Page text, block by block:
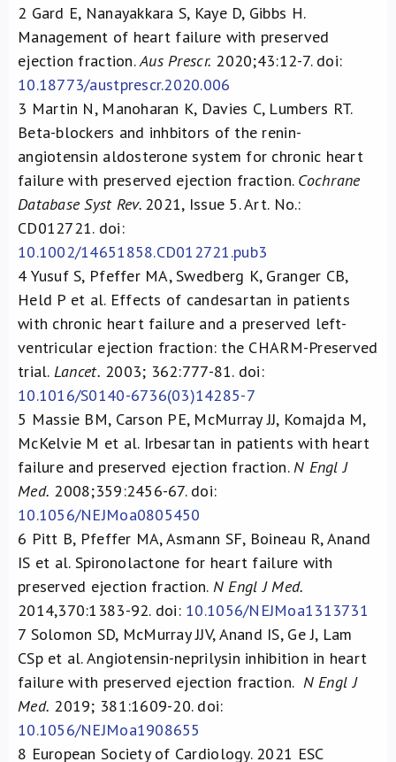
2 Gard E, Nanayakkara S, Kaye D, Gibbs H.
Management of heart failure with preserved
ejection fraction.Aus Prescr. 2020;43:12-7. doi:
10.18773/austprescr.2020.006
3 Martin N, Manoharan K, Davies C, Lumbers RT.
Beta-blockers and inhbitors of the renin-
angiotensin aldosterone system for chronic heart
failure with preserved ejection fraction. Cochrane
Database Syst Rev. 2021, Issue 5. Art. No.:
CD012721. doi:
10.1002/14651858.CD012721.pub3
4 Yusuf S, Pfeffer MA, Swedberg K, Granger CB,
Held P et al. Effects of candesartan in patients
with chronic heart failure and a preserved left-
ventricular ejection fraction: the CHARM-Preserved
trial. Lancet. 2003; 362:777-81. doi:
10.1016/S0140-6736(03)14285-7
5 Massie BM, Carson PE, McMurray JJ, Komajda M,
McKelvie M et al. Irbesartan in patients with heart
failure and preserved ejection fraction.N Engl J
Med. 2008;359:2456-67. doi:
10.1056/NEJMoa0805450
6 Pitt B, Pfeffer MA, Asmann SF, Boineau R, Anand
IS et al. Spironolactone for heart failure with
preserved ejection fraction. N Engl J Med.
2014,370:1383-92. doi: 10.1056/NEJMoa1313731
7 Solomon SD, McMurray JJV, Anand IS, Ge J, Lam
CSp et al. Angiotensin-neprilysin inhibition in heart
failure with preserved ejection fraction. N Engl J
Med. 2019; 381:1609-20. doi:
10.1056/NEJMoa1908655
8 European Society of Cardiology. 2021 ESC